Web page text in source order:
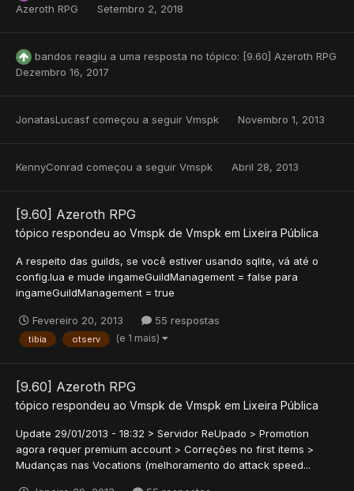
Azeroth RPG
Setembro 2, 2018
bandos reagiu a uma resposta no tópico: [9.60] Azeroth RPG
Dezembro 16, 2017
JonatasLucasf começou a seguir Vmspk Novembro 1, 2013
KennyConrad começou a seguir Vmspk Abril 28, 2013
[9.60] Azeroth RPG
tópico respondeu ao Vmspk de Vmspk em Lixeira Pública
A respeito das guilds, se você estiver usando sqlite, vá até o
config.lua e mude ingameGuildManagement = false para
ingameGuildManagement = true
Fevereiro 20, 2013 55 respostas
tibia otserv (e 1 mais)
[9.60] Azeroth RPG
tópico respondeu ao Vmspk de Vmspk em Lixeira Pública
Update 29/01/2013 - 18:32 > Servidor ReUpado > Promotion
agora requer premium account > Correções no first items >
Mudanças nas Vocations (melhoramento do attack speed...